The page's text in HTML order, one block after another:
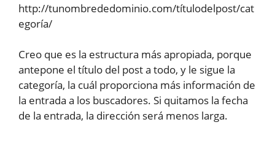
http://tunombrededominio.com/títulodelpost/cat
egoría/
Creo que es la estructura más apropiada, porque
antepone el título del post a todo, y le sigue la
categoría, la cuál proporciona más información de
la entrada a los buscadores. Si quitamos la fecha
de la entrada, la dirección será menos larga.